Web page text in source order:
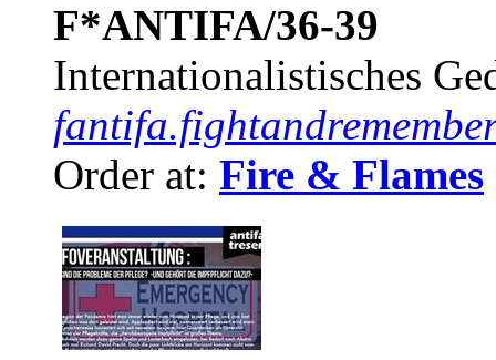
F*ANTIFA/36-39
Internationalistisches
Order at: Fire & Flames